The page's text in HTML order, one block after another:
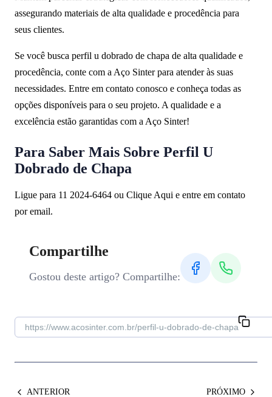
assegurando materiais de alta qualidade e procedência para
seus clientes.
Se você busca perfil u dobrado de chapa de alta qualidade e
procedência, conte com a Aço Sinter para atender às suas
necessidades. Entre em contato conosco e conheça todas as
opções disponíveis para o seu projeto. A qualidade e a
excelência estão garantidas com a Aço Sinter!
Para Saber Mais Sobre Perfil U
Dobrado de Chapa
Ligue para 11 2024-6464 ou Clique Aqui e entre em contato
por email.
Compartilhe
Gostou deste artigo? Compartilhe:
ANTERIOR PRÓXIMO